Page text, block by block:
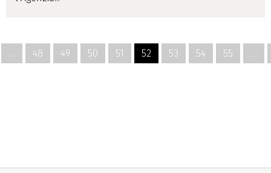
… 48 49 50 51 52 53 54 55 …